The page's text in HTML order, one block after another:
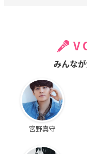
みんな
宮野真守